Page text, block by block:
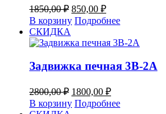
1850,00₽ Первоначальная
цена
составляла
1850,00 ₽.
850,00 ₽Текущая
цена:
В корзину Подробнее
СКИДКА
Задвижка печная 3В-2А
2800,00₽ Первоначальная
цена
составляла
1800,00 ₽Текущая
цена:
В корзину Подробнее